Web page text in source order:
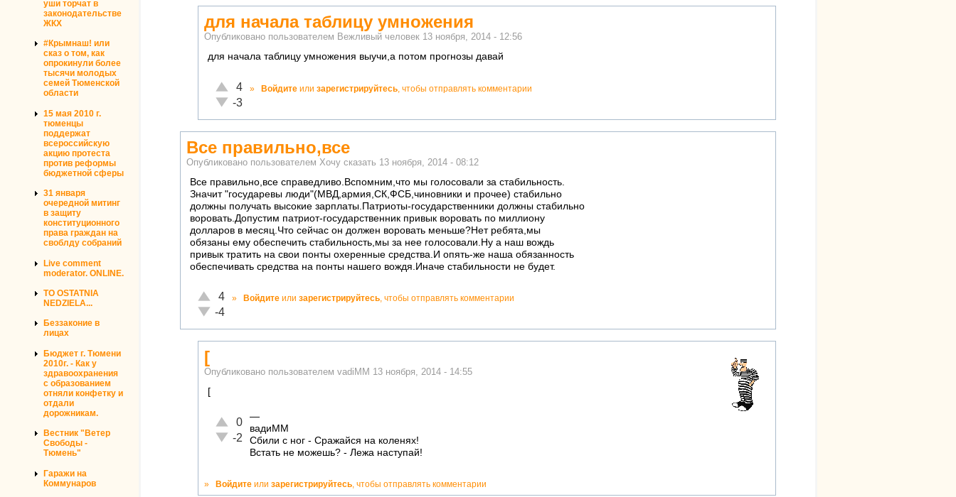
уши торчат в
законодательстве
ЖКХ
#Крымнаш! или
сказ о том, как
опрокинули более
тысячи молодых
семей Тюменской
области
15 мая 2010 г.
тюменцы
поддержат
всероссийскую
акцию протеста
против реформы
бюджетной сферы
31 января
очередной митинг
в защиту
конституционного
права граждан на
своблду собраний
Live comment
moderator. ONLINE.
TO OSTATNIA
NEDZIELA...
Беззаконие в
лицах
Бюджет г. Тюмени
2010г. - Как у
здравоохранения
с образованием
отняли конфетку и
отдали
дорожникам.
Вестник "Ветер
Свободы -
Тюмень"
Гаражи на
Коммунаров
для начала таблицу умножения
Опубликовано пользователем Вежливый человек 13 ноября, 2014 - 12:56
для начала таблицу умножения выучи,а потом прогнозы давай
Отлично!
4
Неадекватно!
-3
» Войдите или зарегистрируйтесь , чтобы отправлять комментарии
Все правильно,все
Опубликовано пользователем Хочу сказать 13 ноября, 2014 - 08:12
Все правильно,все справедливо.Вспомним,что мы голосовали за стабильность.
Значит "государевы люди"(МВД,армия,СК,ФСБ,чиновники и прочее) стабильно
должны получать высокие зарплаты.Патриоты-государственники должны стабильно
воровать.Допустим патриот-государственник привык воровать по миллиону
долларов в месяц.Что сейчас он должен воровать меньше?Нет ребята,мы
обязаны ему обеспечить стабильность,мы за нее голосовали.Ну а наш вождь
привык тратить на свои понты охеренные средства.И опять-же наша обязанность
обеспечивать средства на понты нашего вождя.Иначе стабильности не будет.
Отлично!
4
Неадекватно!
-4
» Войдите или зарегистрируйтесь, чтобы отправлять комментарии
[
Опубликовано пользователем vadiMM 13 ноября, 2014 - 14:55
[
Отлично!
0
Неадекватно!
-2
—
вадиММ
Сбили с ног - Сражайся на коленях!
Встать не можешь? - Лежа наступай!
» Войдите или зарегистрируйтесь, чтобы отправлять комментарии